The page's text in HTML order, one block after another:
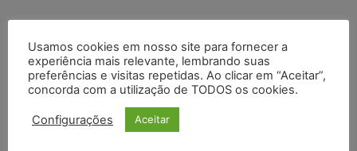
COMPARTILHE
Usamos cookies em nosso site para fornecer a
experiência mais relevante, lembrando suas
preferências e visitas repetidas. Ao clicar em “Aceitar”,
concorda com a utilização de TODOS os cookies.
Configurações Aceitar